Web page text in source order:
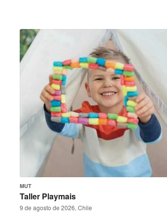
MUT
Taller Playmais
9 de agosto de 2026, Chile